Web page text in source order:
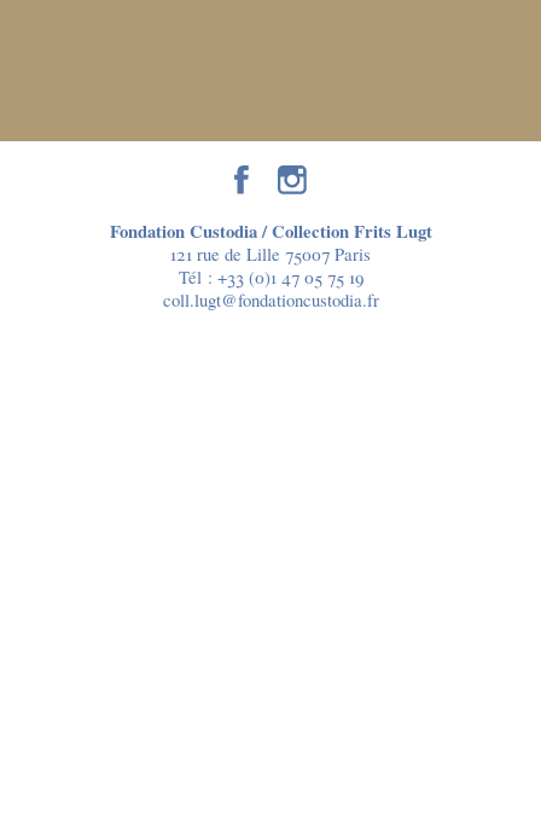
Fondation Custodia / Collection Frits Lugt
121 rue de Lille 75007 Paris
Tél : +33 (0)1 47 05 75 19
coll.lugt@fondationcustodia.fr